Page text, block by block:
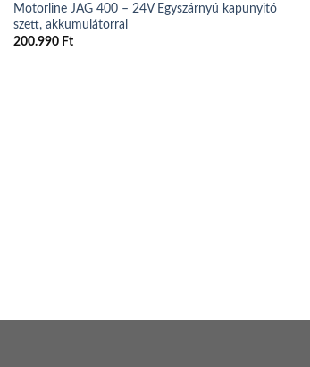
Motorline JAG 400 – 24V Egyszárnyú kapunyitó
szett, akkumulátorral
200.990 Ft